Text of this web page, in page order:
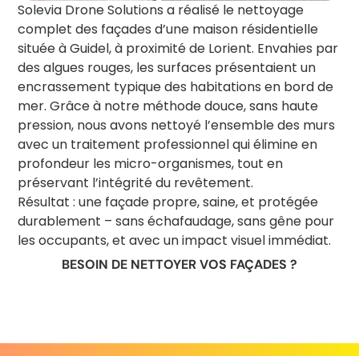
Solevia Drone Solutions a réalisé le nettoyage
complet des façades d’une maison résidentielle
située à Guidel, à proximité de Lorient. Envahies par
des algues rouges, les surfaces présentaient un
encrassement typique des habitations en bord de
mer. Grâce à notre méthode douce, sans haute
pression, nous avons nettoyé l’ensemble des murs
avec un traitement professionnel qui élimine en
profondeur les micro-organismes, tout en
préservant l’intégrité du revêtement.
Résultat : une façade propre, saine, et protégée
durablement – sans échafaudage, sans gêne pour
les occupants, et avec un impact visuel immédiat.
BESOIN DE NETTOYER VOS FAÇADES ?